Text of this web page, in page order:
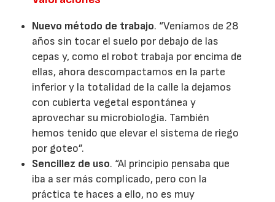
Nuevo método de trabajo. “Veníamos de 28
años sin tocar el suelo por debajo de las
cepas y, como el robot trabaja por encima de
ellas, ahora descompactamos en la parte
inferior y la totalidad de la calle la dejamos
con cubierta vegetal espontánea y
aprovechar su microbiología. También
hemos tenido que elevar el sistema de riego
por goteo”.
Sencillez de uso. “Al principio pensaba que
iba a ser más complicado, pero con la
práctica te haces a ello, no es muy